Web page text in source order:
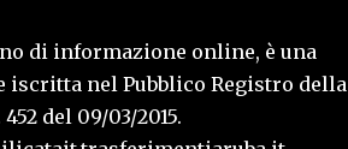
di informazione online, è una
nel Pubblico Registro della
del 09/03/2015.